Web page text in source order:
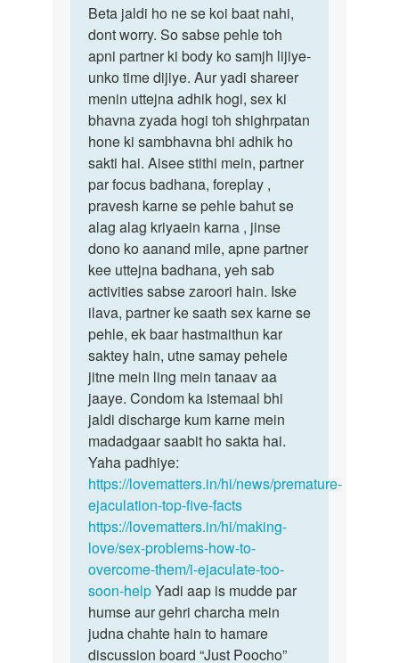
to
Sex
ke
time
mera
dyaan
ling…
by
Rahul
Beta
jaldi
ho
ne
se
koi
baat…
Beta jaldi ho ne se koi baat nahi,
dont worry. So sabse pehle toh
apni partner ki body ko samjh lijiye-
unko time dijiye. Aur yadi shareer
menin uttejna adhik hogi, sex ki
bhavna zyada hogi toh shighrpatan
hone ki sambhavna bhi adhik ho
sakti hai. Aisee stithi mein, partner
par focus badhana, foreplay ,
pravesh karne se pehle bahut se
alag alag kriyaein karna , jinse
dono ko aanand mile, apne partner
kee uttejna badhana, yeh sab
activities sabse zaroori hain. Iske
ilava, partner ke saath sex karne se
pehle, ek baar hastmaithun kar
saktey hain, utne samay pehele
jitne mein ling mein tanaav aa
jaaye. Condom ka istemaal bhi
jaldi discharge kum karne mein
madadgaar saabit ho sakta hai.
Yaha padhiye:
https://lovematters.in/hi/news/premature-
ejaculation-top-five-facts
https://lovematters.in/hi/making-
love/sex-problems-how-to-
overcome-them/i-ejaculate-too-
soon-helpYadi aap is mudde par
humse aur gehri charcha mein
judna chahte hain to hamare
discussion board “Just Poocho”